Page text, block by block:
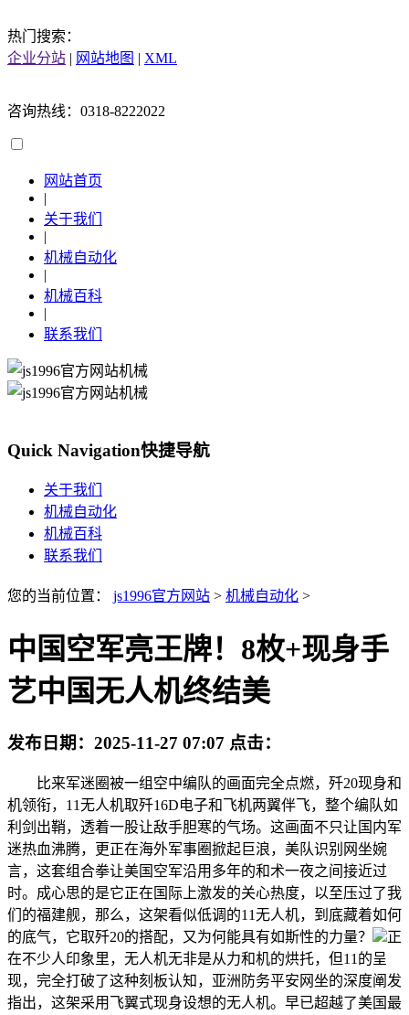
热门搜索：
企业分站 | 网站地图 | XML
咨询热线：0318-8222022
网站首页
|
关于我们
|
机械自动化
|
机械百科
|
联系我们
Quick Navigation快捷导航
关于我们
机械自动化
机械百科
联系我们
您的当前位置： js1996官方网站 > 机械自动化 >
中国空军亮王牌！8枚+现身手
艺中国无人机终结美
发布日期： 2025-11-27 07:07 点击：
比来军迷圈被一组空中编队的画面完全点燃，歼20现身和
机领衔，11无人机取歼16D电子和飞机两翼伴飞，整个编队如
利剑出鞘，透着一股让敌手胆寒的气场。这画面不只让国内军
迷热血沸腾，更正在海外军事圈掀起巨浪，美队识别网坐婉
言，这套组合拳让美国空军沿用多年的和术一夜之间接近过
时。成心思的是它正在国际上激发的关心热度，以至压过了我
们的福建舰，那么，这架看似低调的11无人机，到底藏着如何
的底气，它取歼20的搭配，又为何能具有如斯性的力量？
正
在不少人印象里，无人机无非是从力和机的烘托，但11的呈
现，完全打破了这种刻板认知，亚洲防务平安网坐的深度阐发
指出，这架采用飞翼式现身设想的无人机。早已超越了美国最